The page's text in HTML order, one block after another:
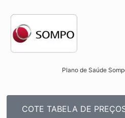
Plano de Saúde
COTE TABELA DE